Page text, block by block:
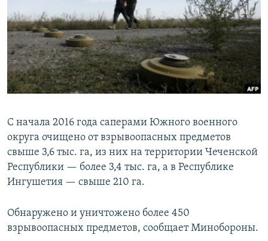
ПОДПИШИТЕСЬ НА РАССЫЛКУ
СОЦИАЛЬНЫЕ СЕТИ
Все сайты РСЕ/РС
С начала 2016 года саперами Южного военного
округа очищено от взрывоопасных предметов
свыше 3,6 тыс. га, из них на территории Чеченской
Республики — более 3,4 тыс. га, а в Республике
Ингушетия — свыше 210 га.
Обнаружено и уничтожено более 450
взрывоопасных предметов, сообщает Минобороны.